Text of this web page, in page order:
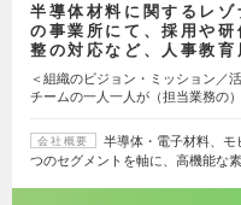
半導体材料に関するレゾ
の事業所にて、採用や研
整の対応など、人事教
＜組織のビジョン・ミッション／
チームの一人一人が（担当業務の
会社概要
半導体・電子材料、
つのセグメントを軸に、高機能な